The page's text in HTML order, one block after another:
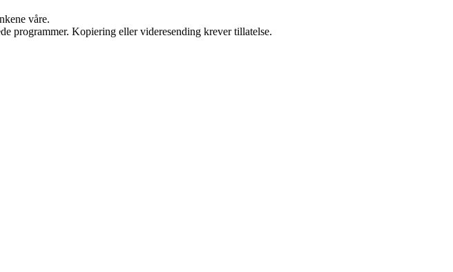
våre.
programmer. Kopiering eller videresending krever tillatelse.